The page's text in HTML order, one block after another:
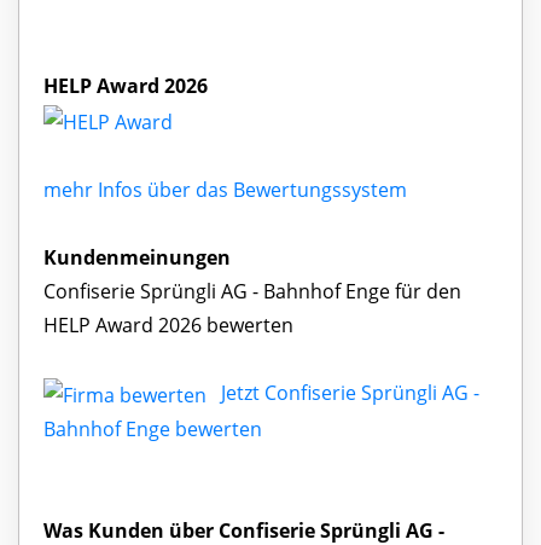
HELP Award 2026
mehr Infos über das Bewertungssystem
Kundenmeinungen
Confiserie Sprüngli AG - Bahnhof Enge für den
HELP Award 2026 bewerten
Jetzt Confiserie Sprüngli AG -
Bahnhof Enge bewerten
Was Kunden über Confiserie Sprüngli AG -